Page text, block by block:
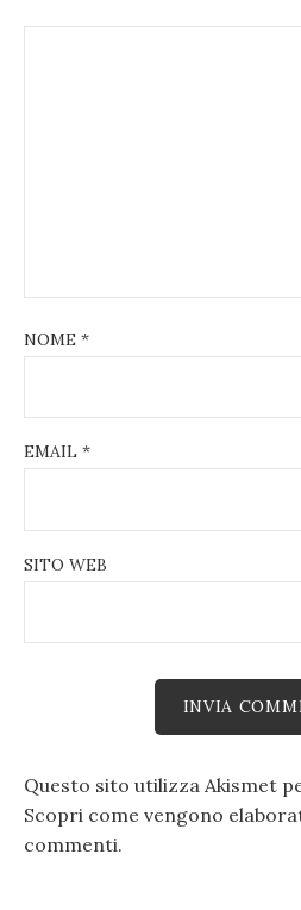
NOME *
EMAIL *
SITO WEB
Questo sito utilizza Akismet
Scopri come vengono
commenti.